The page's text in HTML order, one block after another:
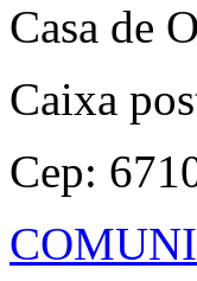
Casa de
Caixa
Cep: